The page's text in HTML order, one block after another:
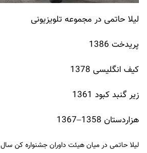
لیلا حاتمی در مجموعه تلویزیونی
پریدخت 1386
کیف انگلیسی 1378
زیر گنبد کبود 1361
هزاردستان 1358–1367
لیلا حاتمی در میان هیئت داوران جشنواره کن سال 2014